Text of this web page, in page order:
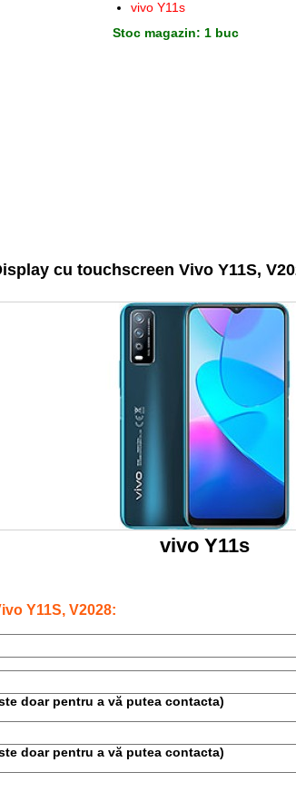
vivo Y11s
Stoc magazin: 1 buc
cu touchscreen Vivo Y11S,
vivo Y11s
Y11S, V2028:
doar pentru a vă putea contacta)
doar pentru a vă putea contacta)